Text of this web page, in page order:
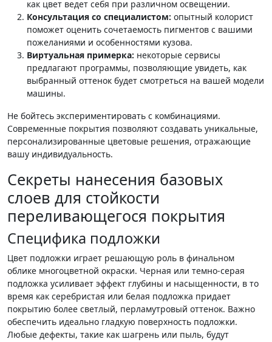
как цвет ведет себя при различном освещении.
Консультация со специалистом: опытный колорист
поможет оценить сочетаемость пигментов с вашими
пожеланиями и особенностями кузова.
Виртуальная примерка: некоторые сервисы
предлагают программы, позволяющие увидеть, как
выбранный оттенок будет смотреться на вашей модели
машины.
Не бойтесь экспериментировать с комбинациями.
Современные покрытия позволяют создавать уникальные,
персонализированные цветовые решения, отражающие
вашу индивидуальность.
Секреты нанесения базовых
слоев для стойкости
переливающегося покрытия
Специфика подложки
Цвет подложки играет решающую роль в финальном
облике многоцветной окраски. Черная или темно-серая
подложка усиливает эффект глубины и насыщенности, в то
время как серебристая или белая подложка придает
покрытию более светлый, перламутровый оттенок. Важно
обеспечить идеально гладкую поверхность подложки.
Любые дефекты, такие как шагрень или пыль, будут